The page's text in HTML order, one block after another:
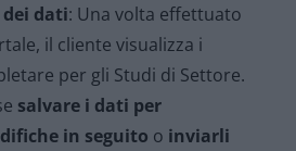
dati: Una volta effettuato
il cliente visualizza i
per gli Studi di Settore.
salvare i dati per
in seguito o inviarli